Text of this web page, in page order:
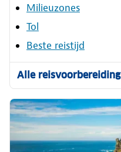
Milieuzones
Tol
Beste reistijd
Alle reisvoorbereiding